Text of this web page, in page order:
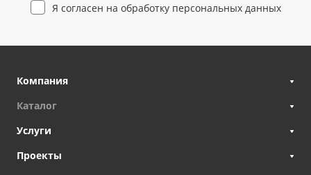
Я согласен на обработку персональных данных
Компания
Каталог
Услуги
Проекты